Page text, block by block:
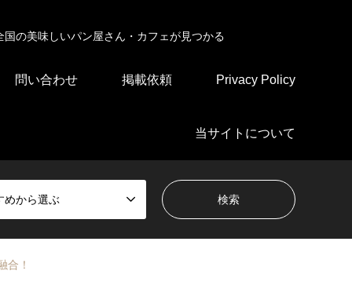
の美味しいパン屋さん・カフェが見つかる
問い合わせ 掲載依頼 Privacy Policy
当サイトについて
めから選ぶ
合！